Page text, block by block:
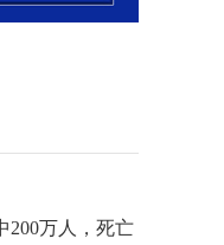
200万人，死亡